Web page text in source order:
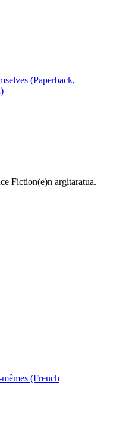
(Paperback,
Fiction(e)n argitaratua.
(French